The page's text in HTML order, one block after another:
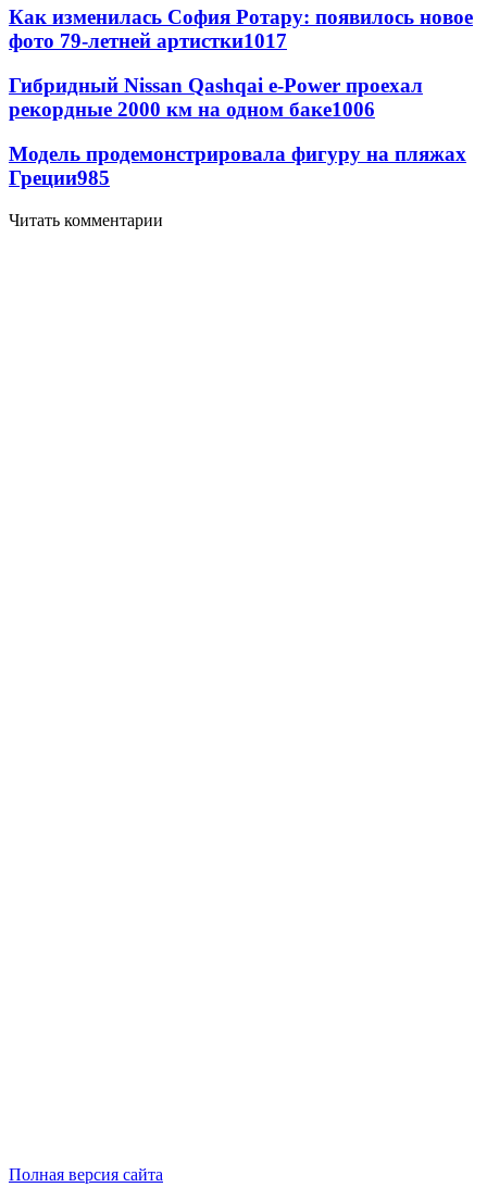
Как изменилась София Ротару: появилось новое
фото 79-летней артистки1017
Гибридный Nissan Qashqai e-Power проехал
рекордные 2000 км на одном баке1006
Модель продемонстрировала фигуру на пляжах
Греции985
Читать комментарии
Полная версия сайта